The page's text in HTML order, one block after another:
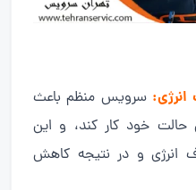
سرویس منظم باعث
خود کار کند، و این
و در نتیجه کاهش